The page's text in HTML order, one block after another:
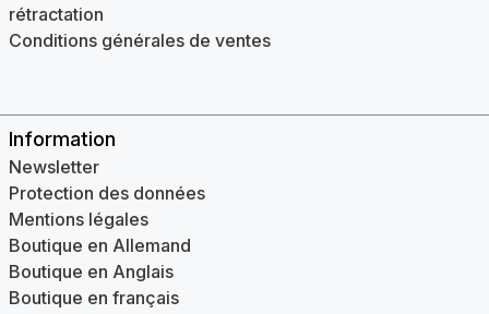
rétractation
Conditions générales de ventes
Information
Newsletter
Protection des données
Mentions légales
Boutique en Allemand
Boutique en Anglais
Boutique en français